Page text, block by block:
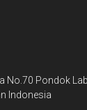
No.70 Pondok
Indonesia